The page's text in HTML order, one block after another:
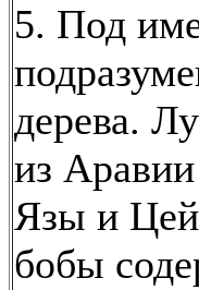
5. Под
дерева.
из
Язы и
бобы